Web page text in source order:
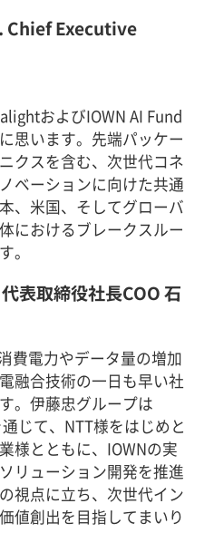
Chief Executive
およびIOWN AI Fund
思います。先端パッケー
クスを含む、次世代コネ
ベーションに向けた共通
、米国、そしてグローバ
におけるブレークスルー
。
表取締役社長COO 石
費電力やデータ量の増加
融合技術の一日も早い社
。伊藤忠グループは
じて、NTT様をはじめと
様とともに、IOWNの実
リューション開発を推進
視点に立ち、次世代イン
値創出を目指してまいり